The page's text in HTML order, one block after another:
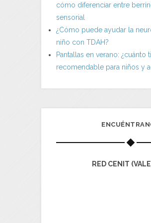
cómo diferenciar entre
sensorial
¿Cómo puede ayudar la
niño con TDAH?
Pantallas en verano: ¿cuánto
recomendable para niños y
RED CENIT